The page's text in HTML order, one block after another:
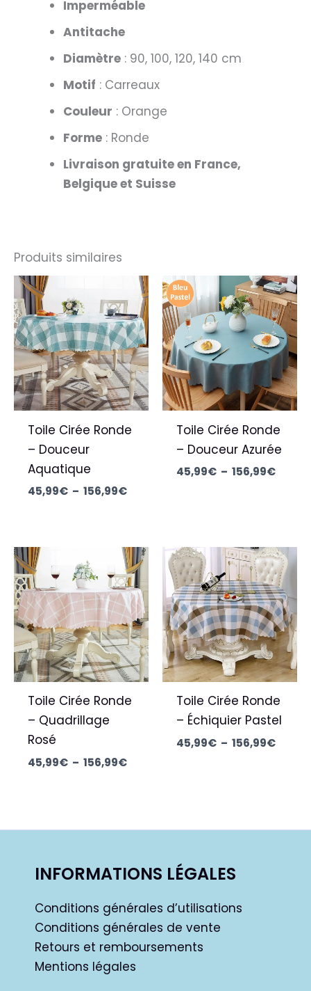
Imperméable
Antitache
Diamètre : 90, 100, 120, 140 cm
Motif : Carreaux
Couleur : Orange
Forme : Ronde
Livraison gratuite en France,
Belgique et Suisse
Produits similaires
Toile Cirée Ronde
– Douceur
Aquatique
45,99€ – 156,99€
Plage
de
prix :
45,99€
à
156,99€
Toile Cirée Ronde
– Douceur Azurée
45,99€ – 156,99€
Plage
de
prix :
à
Toile Cirée Ronde
– Quadrillage
Rosé
45,99€ – 156,99€
Plage
de
prix :
45,99€
à
156,99€
Toile Cirée Ronde
– Échiquier Pastel
45,99€ – 156,99€
Plage
de
prix :
à
INFORMATIONS LÉGALES
Conditions générales d’utilisations
Conditions générales de vente
Retours et remboursements
Mentions légales